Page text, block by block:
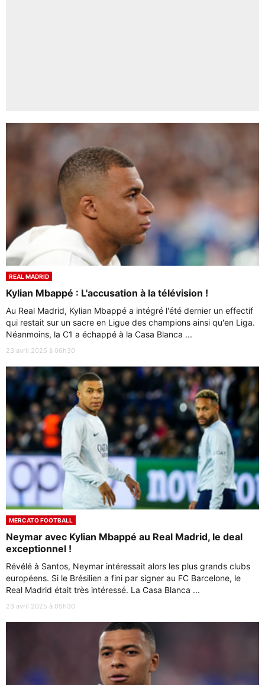
REAL MADRID
Kylian Mbappé : L'accusation à la télévision !
Au Real Madrid, Kylian Mbappé a intégré l'été dernier un effectif
qui restait sur un sacre en Ligue des champions ainsi qu'en Liga.
Néanmoins, la C1 a échappé à la Casa Blanca ...
23 avril 2025 à 06h30
MERCATO FOOTBALL
Neymar avec Kylian Mbappé au Real Madrid, le deal
exceptionnel !
Révélé à Santos, Neymar intéressait alors les plus grands clubs
européens. Si le Brésilien a fini par signer au FC Barcelone, le
Real Madrid était très intéressé. La Casa Blanca ...
23 avril 2025 à 05h30